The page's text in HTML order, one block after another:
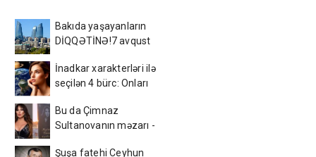
Bakıda yaşayanların
DİQQƏTİNƏ!7 avqust
etibarən...
İnadkar xarakterləri ilə
seçilən 4 bürc: Onları
çətindir
Bu da Çimnaz
Sultanovanın məzarı -
Şuşa fatehi Ceyhun